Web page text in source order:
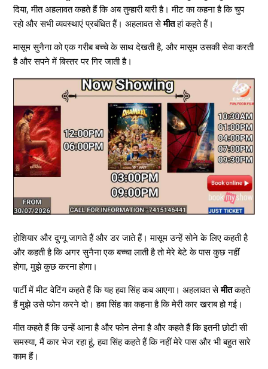
दिया, मीत अहलावत कहते हैं कि अब तुम्हारी बारी है। मीट का कहना है कि चुप
रहो और सभी व्यवस्थाएं प्रबंधित हैं। अहलावत सेमीतहां कहते हैं।
मासूम सुनैना को एक गरीब बच्चे के साथ देखती है, और मासूम उसकी सेवा करती
है और सपने में बिस्तर पर गिर जाती है।
होशियार और दुग्गू जागते हैं और डर जाते हैं। मासूम उन्हें सोने के लिए कहती है
और कहती है कि अगर सुनैना एक बच्चा लाती है तो मेरे बेटे के पास कुछ नहीं
होगा, मुझे कुछ करना होगा।
पार्टी में मीट वेटिंग कहते हैं कि यह हवा सिंह कब आएगा। अहलावत सेमीतकहते
हैं मुझे उसे फोन करने दो। हवा सिंह का कहना है कि मेरी कार खराब हो गई।
मीत कहते हैं कि उन्हें आना है और फोन लेना है और कहते हैं कि इतनी छोटी सी
समस्या, मैं कार भेज रहा हूं, हवा सिंह कहते हैं कि नहीं मेरे पास और भी बहुत सारे
काम हैं।